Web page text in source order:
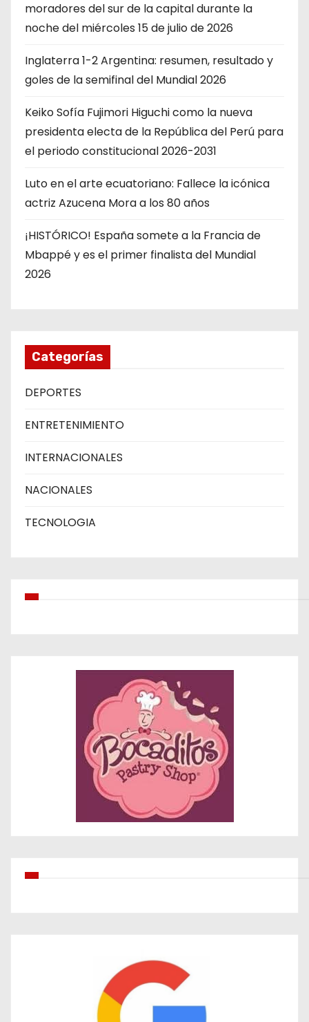
moradores del sur de la capital durante la
noche del miércoles 15 de julio de 2026
Inglaterra 1-2 Argentina: resumen, resultado y
goles de la semifinal del Mundial 2026
Keiko Sofía Fujimori Higuchi como la nueva
presidenta electa de la República del Perú para
el periodo constitucional 2026-2031
Luto en el arte ecuatoriano: Fallece la icónica
actriz Azucena Mora a los 80 años
¡HISTÓRICO! España somete a la Francia de
Mbappé y es el primer finalista del Mundial
2026
Categorías
DEPORTES
ENTRETENIMIENTO
INTERNACIONALES
NACIONALES
TECNOLOGIA